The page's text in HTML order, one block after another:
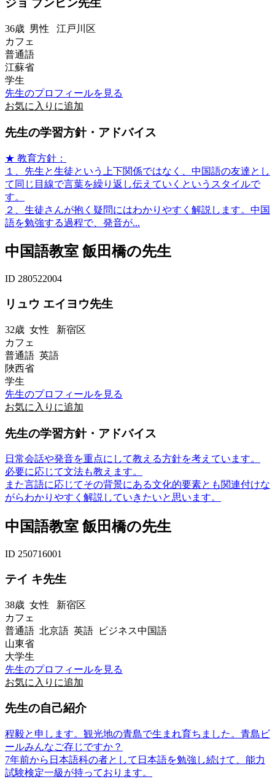
ジョ ブンヒン先生
36歳 男性 江戸川区
カフェ
普通語
江蘇省
学生
先生のプロフィールを見る
お気に入りに追加
先生の学習方針・アドバイス
★ 教育方針：
１、先生と生徒という上下関係ではなく、中国語の友達とし
て同じ目線で言葉を繰り返し伝えていくというスタイルで
す。
２、生徒さんが抱く疑問にはわかりやすく解説します。中国
語を勉強する過程で、発音が...
中国語教室 飯田橋の先生
ID 280522004
リュウ エイヨウ先生
32歳 女性 新宿区
カフェ
普通語 英語
陜西省
学生
先生のプロフィールを見る
お気に入りに追加
先生の学習方針・アドバイス
日常会話や発音を重点にして教える方針を考えています。
必要に応じて文法も教えます。
また言語に応じてその背景にある文化的要素とも関連付けな
がらわかりやすく解説していきたいと思います。
中国語教室 飯田橋の先生
ID 250716001
テイ キ先生
38歳 女性 新宿区
カフェ
普通語 北京語 英語 ビジネス中国語
山東省
大学生
先生のプロフィールを見る
お気に入りに追加
先生の自己紹介
程毅と申します。観光地の青島で生まれ育ちました。青島ビ
ールみんなご存じですか？
7年前から日本語科の者として日本語を勉強し続けて、能力
試験検定一級が持っております。